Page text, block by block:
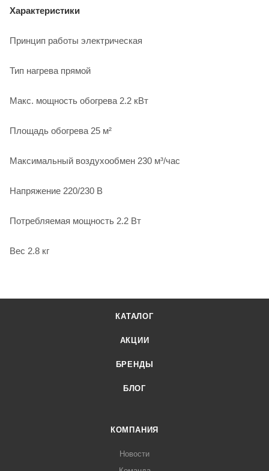
Характеристики
Принцип работы электрическая
Тип нагрева прямой
Макс. мощность обогрева 2.2 кВт
Площадь обогрева 25 м²
Максимальный воздухообмен 230 м³/час
Напряжение 220/230 В
Потребляемая мощность 2.2 Вт
Вес 2.8 кг
КАТАЛОГ
АКЦИИ
БРЕНДЫ
БЛОГ
КОМПАНИЯ
Новости